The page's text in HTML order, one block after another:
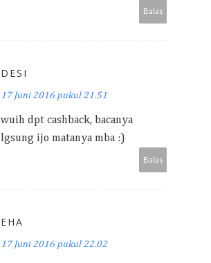
Balas
DESI
17 Juni 2016 pukul 21.51
wuih dpt cashback, bacanya
lgsung ijo matanya mba :)
Balas
EHA
17 Juni 2016 pukul 22.02